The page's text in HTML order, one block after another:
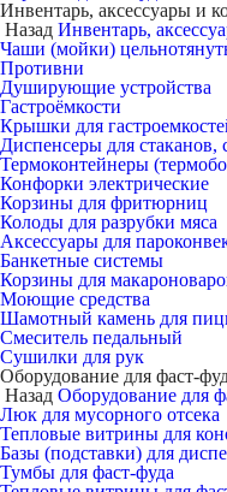
Инвентарь, аксессуары и
Назад Инвентарь,
Чаши (мойки)
Противни
Душирующие устройства
Гастроёмкости
Крышки для
Диспенсеры для
Термоконтейнеры
Конфорки электрические
Корзины для фритюрниц
Колоды для разрубки мяса
Аксессуары для
Банкетные системы
Корзины для
Моющие средства
Шамотный камень для
Смеситель педальный
Сушилки для рук
Оборудование для фаст-
Назад Оборудование для
Люк для мусорного отсека
Тепловые витрины для
Базы (подставки) для
Тумбы для фаст-фуда